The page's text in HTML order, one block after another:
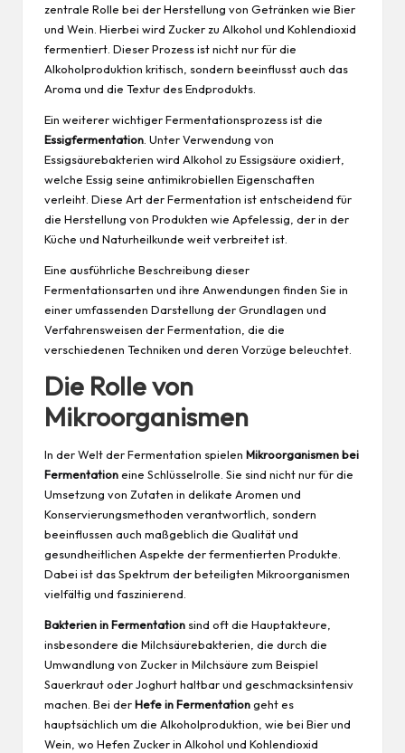
zentrale Rolle bei der Herstellung von Getränken wie Bier
und Wein. Hierbei wird Zucker zu Alkohol und Kohlendioxid
fermentiert. Dieser Prozess ist nicht nur für die
Alkoholproduktion kritisch, sondern beeinflusst auch das
Aroma und die Textur des Endprodukts.
Ein weiterer wichtiger Fermentationsprozess ist die
Essigfermentation . Unter Verwendung von
Essigsäurebakterien wird Alkohol zu Essigsäure oxidiert,
welche Essig seine antimikrobiellen Eigenschaften
verleiht. Diese Art der Fermentation ist entscheidend für
die Herstellung von Produkten wie Apfelessig, der in der
Küche und Naturheilkunde weit verbreitet ist.
Eine ausführliche Beschreibung dieser
Fermentationsarten und ihre Anwendungen finden Sie in
einer umfassenden Darstellung derGrundlagen und
Verfahrensweisen der Fermentation , die die
verschiedenen Techniken und deren Vorzüge beleuchtet.
Die Rolle von
Mikroorganismen
In der Welt der Fermentation spielen Mikroorganismen bei
Fermentationeine Schlüsselrolle. Sie sind nicht nur für die
Umsetzung von Zutaten in delikate Aromen und
Konservierungsmethoden verantwortlich, sondern
beeinflussen auch maßgeblich die Qualität und
gesundheitlichen Aspekte der fermentierten Produkte.
Dabei ist das Spektrum der beteiligten Mikroorganismen
vielfältig und faszinierend.
Bakterien in Fermentation sind oft die Hauptakteure,
insbesondere die Milchsäurebakterien, die durch die
Umwandlung von Zucker in Milchsäure zum Beispiel
Sauerkraut oder Joghurt haltbar und geschmacksintensiv
machen. Bei derHefe in Fermentationgeht es
hauptsächlich um die Alkoholproduktion, wie bei Bier und
Wein, wo Hefen Zucker in Alkohol und Kohlendioxid